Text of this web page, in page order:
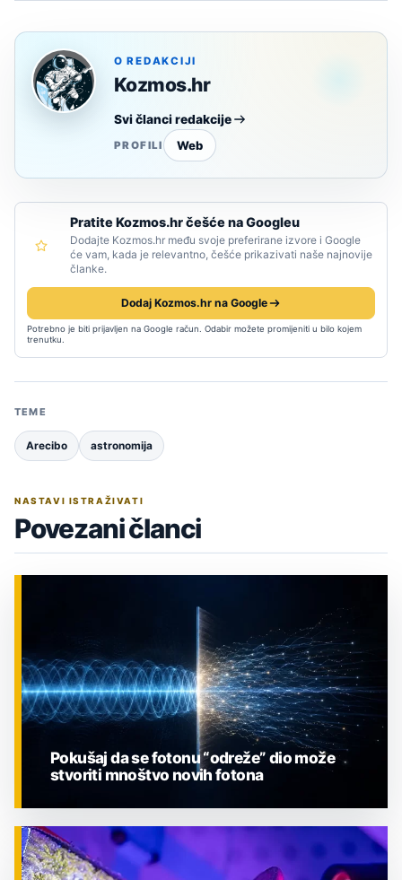
O REDAKCIJI
Kozmos.hr
Svi članci redakcije
PROFILI Web
Pratite Kozmos.hr češće na Googleu
Dodajte Kozmos.hr među svoje preferirane izvore i Google
će vam, kada je relevantno, češće prikazivati naše najnovije
članke.
Dodaj Kozmos.hr na Google
Potrebno je biti prijavljen na Google račun. Odabir možete promijeniti u bilo kojem
trenutku.
TEME
Arecibo astronomija
NASTAVI ISTRAŽIVATI
Povezani članci
ZNANOST
Pokušaj da se fotonu “odreže” dio može
stvoriti mnoštvo novih fotona